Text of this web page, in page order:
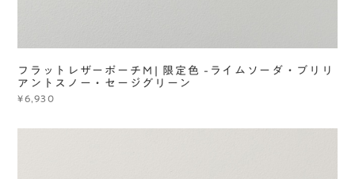
フラットレザーポーチＭ| 限定色 -ライムソーダ・ブリリ
アントスノー・セージグリーン
¥6,930